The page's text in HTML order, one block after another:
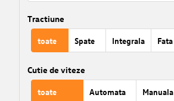
Tractiune
toate Spate Integrala Fata
Cutie de viteze
toate Automata Manuala